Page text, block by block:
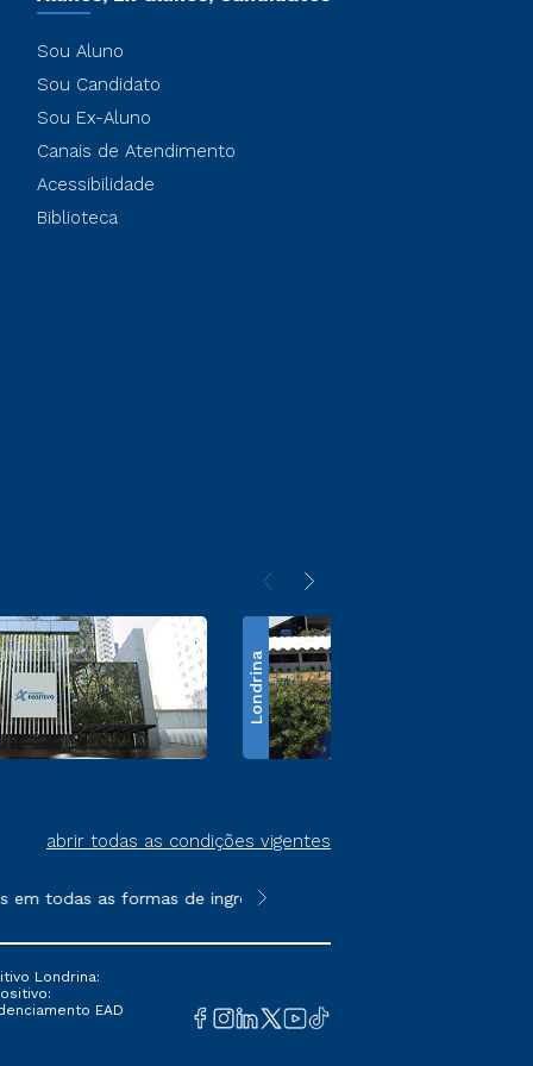
Sou Aluno
Sou Candidato
Sou Ex-Aluno
Canais de Atendimento
Acessibilidade
Biblioteca
Londrina
abrir todas as condições vigentes
as formas de ingresso, exceto na prova on-line ou
**Semipresencial é um formato do
Londrina:
EAD